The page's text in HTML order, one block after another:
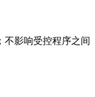
影响受控程序之间